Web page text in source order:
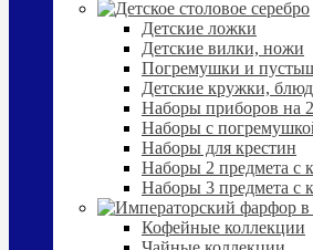
Детские ложки
Детские вилки, ножи
Погремушки и
Детские кружки,
Наборы приборов на
Наборы с
Наборы для крестин
Наборы 2 предмета с
Наборы 3 предмета с
Кофейные коллекции